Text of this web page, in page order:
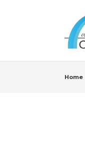
Home